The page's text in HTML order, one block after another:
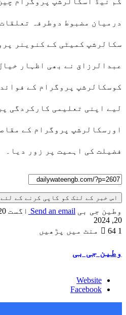
درمیان مضبوط دوطرفہ
سکالرشپ کمیٹی کے کنوینر
عبدالرزاق نے بھی اظہار
کوسکالرشپ پروگرام کے
لیے اپنی تعلیمی کارکردگی
اورسکالرشپ پروگرام کے
فضیلت کی اہمیت پر زور دیا۔
اس خبر کے لنک کو کاپی کرنے کے
وطین جی بی Send an email اگست 20, 2024
20, 2024
64 1 منٹ میں پڑھیں
وطین جی بی
Website
Facebook